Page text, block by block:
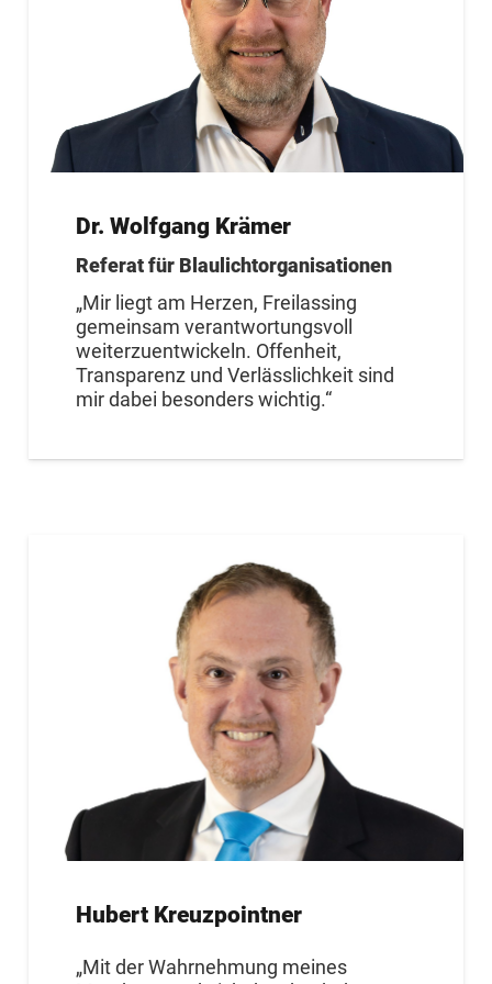
Dr. Wolfgang Krämer
Referat für Blaulichtorganisationen
„Mir liegt am Herzen, Freilassing
gemeinsam verantwortungsvoll
weiterzuentwickeln. Offenheit,
Transparenz und Verlässlichkeit sind
mir dabei besonders wichtig.“
Hubert Kreuzpointner
„Mit der Wahrnehmung meines